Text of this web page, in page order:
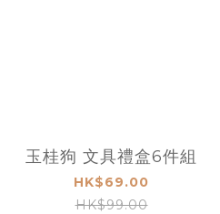
玉桂狗 文具禮盒6件組
HK$69.00
HK$99.00